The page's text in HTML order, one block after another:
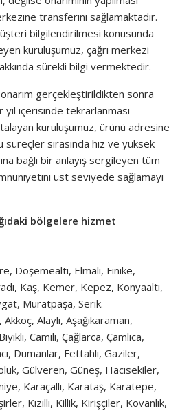
transferini sağlamaktadır.
bilgilendirilmesi konusunda
kuruluşumuz, çağrı merkezi
sürekli bilgi vermektedir.
gerçekleştirildikten sonra
yıl içerisinde tekrarlanması
kuruluşumuz, ürünü adresine
sırasında hız ve yüksek
bağlı bir anlayış sergileyen tüm
üst seviyede sağlamayı
bölgelere hizmet
Döşemealtı, Elmalı, Finike,
Kaş, Kemer, Kepez, Konyaaltı,
Muratpaşa, Serik.
Alaylı, Aşağıkaraman,
Camili, Çağlarca, Çamlıca,
Dumanlar, Fettahlı, Gaziler,
Gülveren, Güneş, Hacısekiler,
Karaçallı, Karataş, Karatepe,
Kızıllı, Killik, Kirişçiler, Kovanlık,